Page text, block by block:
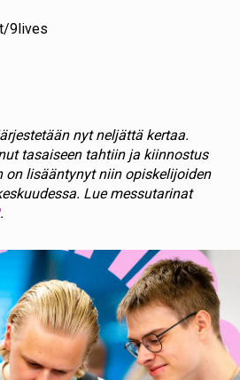
9lives
nyt neljättä kertaa.
tasaiseen tahtiin ja kiinnostus
on lisääntynyt niin opiskelijoiden
Lue messutarinat
.